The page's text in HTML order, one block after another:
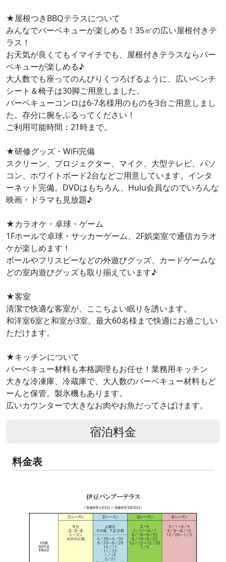
★屋根つきBBQテラスについて
みんなでバーベキューが楽しめる！35㎡の広い屋根付きテ
ラス！
お天気が良くてもイマイチでも、屋根付きテラスならバー
ベキューが楽しめる♪
大人数でも座ってのんびりくつろげるように、広いベンチ
シート＆椅子は30脚ご用意しました。
バーベキューコンロは6-7名様用のものを3台ご用意しまし
た。存分に腕をふるってください！
ご利用可能時間：21時まで。
★研修グッズ・WiFi完備
スクリーン、プロジェクター、マイク、大型テレビ、パソ
コン、ホワイトボード2台などご用意しています。インタ
ーネット完備。DVDはもちろん、Hulu会員なのでいろんな
映画・ドラマも見放題♪
★カラオケ・卓球・ゲーム
1Fホールで卓球・サッカーゲーム、2F娯楽室で通信カラオ
ケが楽しめます！
ボールやフリスビーなどの外遊びグッズ、カードゲームな
どの室内遊びグッズも取り揃えています♪
★客室
清潔で快適な客室が、ここちよい眠りを誘います。
和洋室6室と和室が3室。最大60名様まで快適にお過ごしい
ただけます。
★キッチンについて
バーベキュー材料も本格調理もお任せ！業務用キッチン
大きな冷凍庫、冷蔵庫で、大人数のバーベキュー材料もど
ーんと保管。製氷機もあります。
広いカウンターで大きなお肉やお魚だってさばけます。
宿泊料金
料金表